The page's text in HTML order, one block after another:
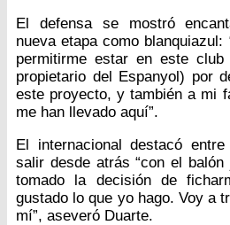
El defensa se mostró
nueva etapa como
permitirme estar en este
propietario del Espanyol) por
este proyecto, y también a mi
me han llevado aquí”.
El internacional destacó
salir desde atrás “con el balón
tomado la decisión de
gustado lo que yo hago. Voy a
mí”, aseveró Duarte.